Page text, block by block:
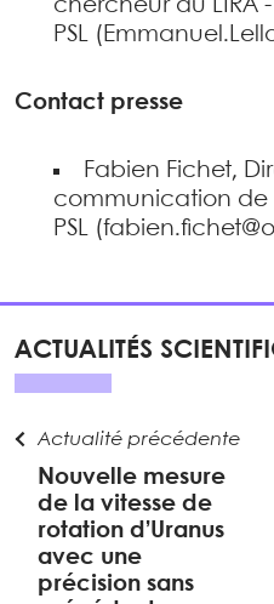
chercheur au LIRA
PSL
Contact presse
Fabien Fichet,
communication de
PSL
ACTUALITÉS
Actualité précédente
Nouvelle mesure
de la vitesse de
rotation d’Uranus
avec une
précision sans